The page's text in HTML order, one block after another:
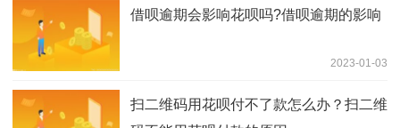
借呗逾期会影响花呗吗?借呗逾期的影响
2023-01-03
扫二维码用花呗付不了款怎么办？扫二维